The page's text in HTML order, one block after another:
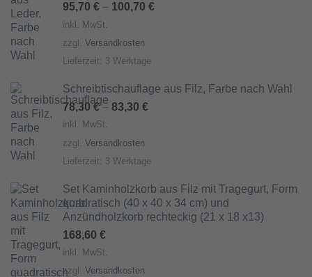
95,70 € – 100,70 €
inkl. MwSt.
zzgl. Versandkosten
Lieferzeit: 3 Werktage
Schreibtischauflage aus Filz, Farbe nach Wahl
78,30€– 83,30 €
inkl. MwSt.
zzgl. Versandkosten
Lieferzeit: 3 Werktage
Set Kaminholzkorb aus Filz mit Tragegurt, Form
quadratisch (40 x 40 x 34 cm) und
Anzündholzkorb rechteckig (21 x 18 x13)
168,60 €
inkl. MwSt.
zzgl. Versandkosten